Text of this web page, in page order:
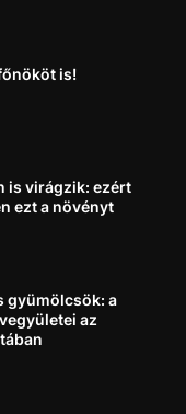
is!
is virágzik: ezért
ezt a növényt
gyümölcsök: a
az